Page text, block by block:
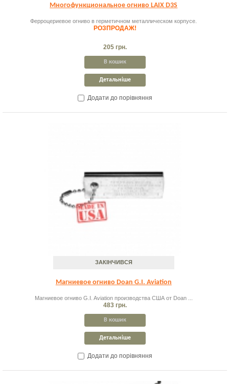
Многофункциональное огниво LAIX D3S
Ферроцериевое огниво в герметичном металлическом корпусе.
РОЗПРОДАЖ!
205 грн.
В кошик
Детальніше
Додати до порівняння
ЗАКІНЧИВСЯ
Магниевое огниво Doan G.I. Aviation
Магниевое огниво G.I. Aviation производства США от Doan ...
483 грн.
В кошик
Детальніше
Додати до порівняння